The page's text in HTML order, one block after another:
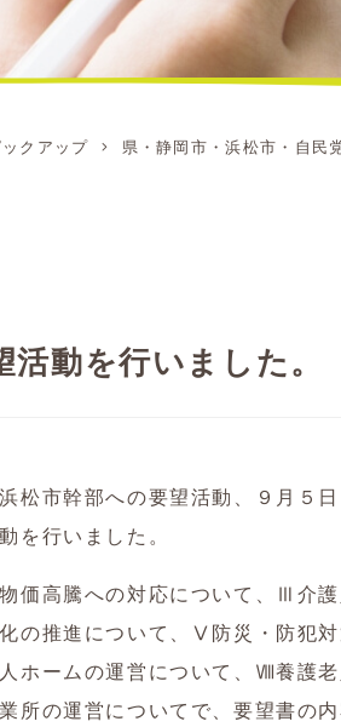
ックアップ 県・静岡市・浜松市・自民
動を行いました。
松市幹部への要望活動、９月５
を行いました。
価高騰への対応について、Ⅲ介護
の推進について、Ⅴ防災・防犯対
ホームの運営について、Ⅷ養護老
の運営についてで、要望書の